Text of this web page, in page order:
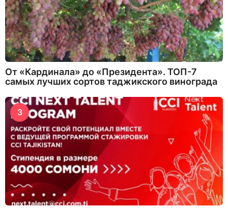
От «Кардинала» до «Президента». ТОП-7
самых лучших сортов таджикского винограда
3